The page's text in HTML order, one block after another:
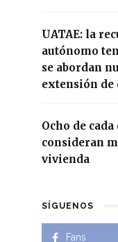
UATAE: la
autónomo
se abordan
extensión de
Ocho de
consideran
vivienda
SÍGUENOS
Fans